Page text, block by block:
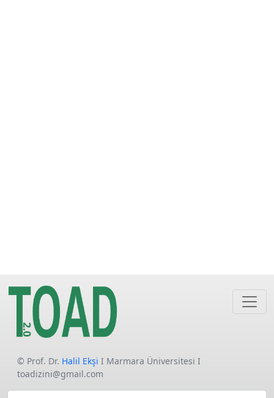
© Prof. Dr. Halil Ekşi I Marmara Üniversitesi I
toadizini@gmail.com